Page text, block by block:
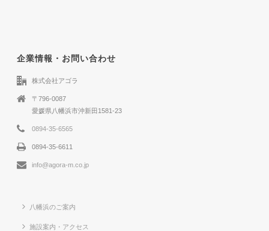
企業情報・お問い合わせ
株式会社アゴラ
〒796-0087
愛媛県八幡浜市沖新田1581-23
0894-35-6565
0894-35-6611
info@agora-m.co.jp
八幡浜のご案内
施設案内・アクセス